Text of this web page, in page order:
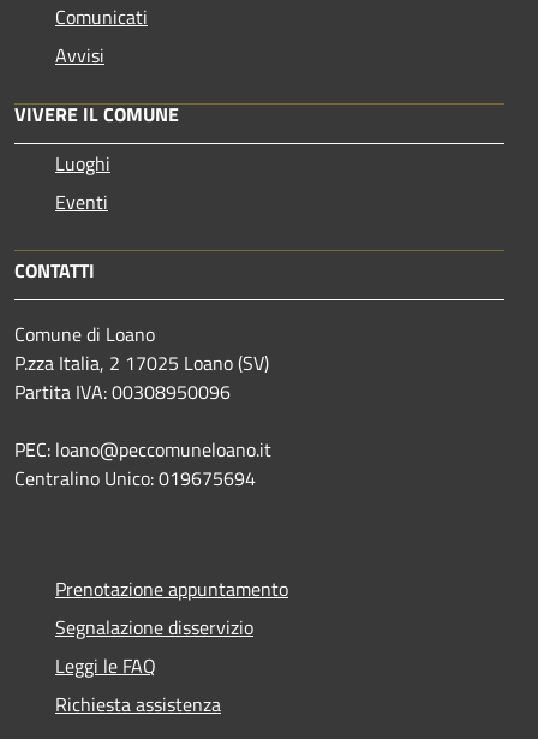
Comunicati
Avvisi
VIVERE IL COMUNE
Luoghi
Eventi
CONTATTI
Comune di Loano
P.zza Italia, 2 17025 Loano (SV)
Partita IVA: 00308950096
PEC: loano@peccomuneloano.it
Centralino Unico: 019675694
Prenotazione appuntamento
Segnalazione disservizio
Leggi le FAQ
Richiesta assistenza